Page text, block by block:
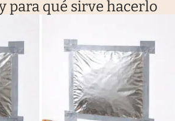
para qué sirve hacerlo